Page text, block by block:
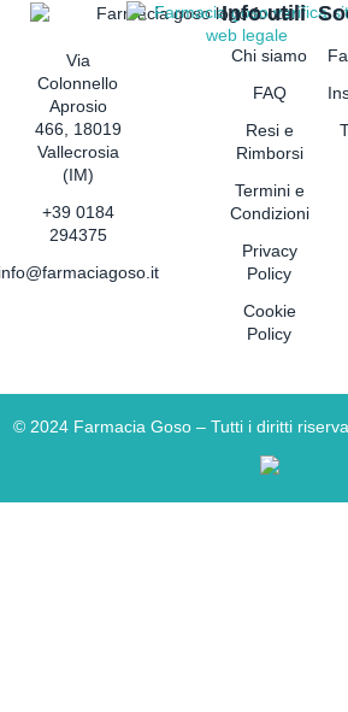
Via
Colonnello
Aprosio
466, 18019
Vallecrosia
(IM)
+39 0184
294375
Info utili
Chi siamo
FAQ
Resi e
Rimborsi
Termini e
Condizioni
Privacy
Policy
Cookie
Policy
© 2024 Farmacia Goso – Tutti i diritti